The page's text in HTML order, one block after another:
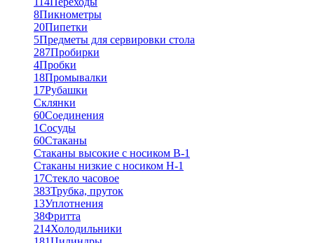
8Пикнометры
20Пипетки
5Предметы для сервировки стола
287Пробирки
4Пробки
18Промывалки
17Рубашки
Склянки
60Соединения
1Сосуды
60Стаканы
Стаканы высокие с носиком В-1
Стаканы низкие с носиком Н-1
17Стекло часовое
383Трубка, пруток
13Уплотнения
38Фритта
214Холодильники